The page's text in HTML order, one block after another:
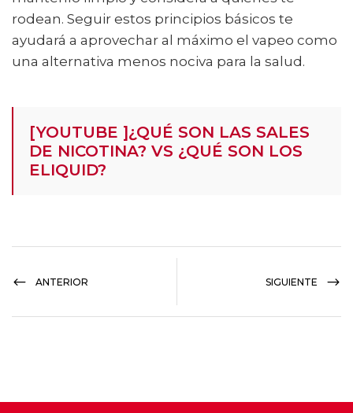
rodean. Seguir estos principios básicos te
ayudará a aprovechar al máximo el vapeo como
una alternativa menos nociva para la salud.
[YOUTUBE ]¿QUÉ SON LAS SALES
DE NICOTINA? VS ¿QUÉ SON LOS
ELIQUID?
ANTERIOR SIGUIENTE